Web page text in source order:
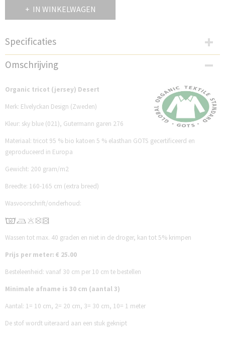
IN WINKELWAGEN
Specificaties
Productcode
ED1543DS021
Omschrijving
Organic tricot (jersey) Desert
Merk: Elvelyckan Design (Zweden)
Kleur: sky blue (021), Gutermann garen 276
Materiaal: tricot 95 % bio katoen 5 % elasthan GOTS gecertificeerd en
geproduceerd in Europa
Gewicht: 200 gram/m2
Breedte: 160-165 cm (extra breed)
Wasvoorschrift/onderhoud:
Wassen tot max. 40 graden en niet in de droger, kan tot 5% krimpen
Prijs per meter: € 25.00
Besteleenheid: vanaf 30 cm per 10 cm te bestellen
Minimale afname is 30 cm (aantal 3)
Aantal: 1= 10 cm, 2= 20 cm, 3= 30 cm, 10= 1 meter
De stof wordt uiteraard aan een stuk geknipt